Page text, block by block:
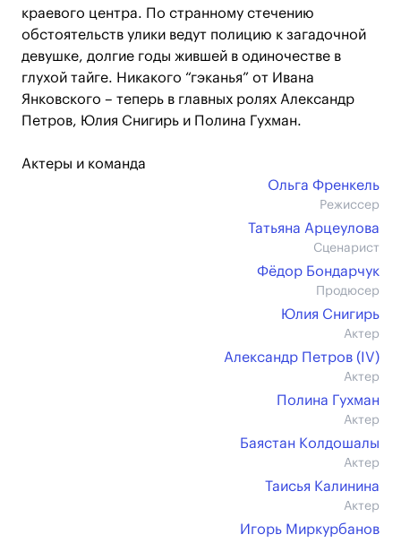
краевого центра. По странному стечению
обстоятельств улики ведут полицию к загадочной
девушке, долгие годы жившей в одиночестве в
глухой тайге. Никакого “гэканья” от Ивана
Янковского – теперь в главных ролях Александр
Петров, Юлия Снигирь и Полина Гухман.
Актеры и команда
Ольга Френкель
Режиссер
Татьяна Арцеулова
Сценарист
Фёдор Бондарчук
Продюсер
Юлия Снигирь
Актер
Александр Петров (IV)
Актер
Полина Гухман
Актер
Баястан Колдошалы
Актер
Таисья Калинина
Актер
Игорь Миркурбанов